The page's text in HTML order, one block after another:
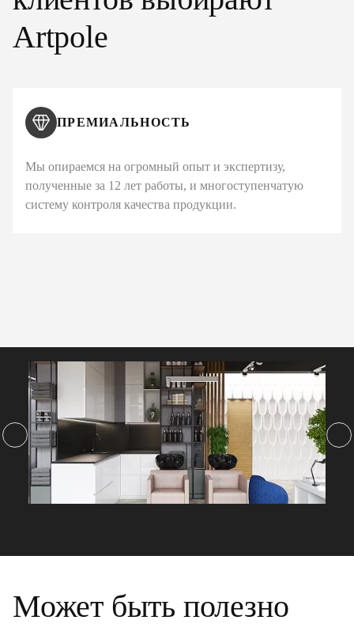
Artpole
ПРЕМИАЛЬНОСТЬ
Мы опираемся на огромный опыт и экспертизу,
полученные за 12 лет работы, и многоступенчатую
систему контроля качества продукции.
Может быть полезно